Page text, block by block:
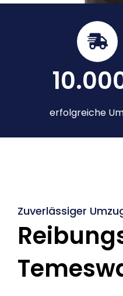
erfolgreiche
Zuverlässiger